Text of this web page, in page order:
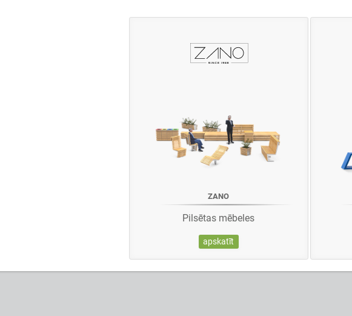
ZANO
Pilsētas mēbeles
apskatīt